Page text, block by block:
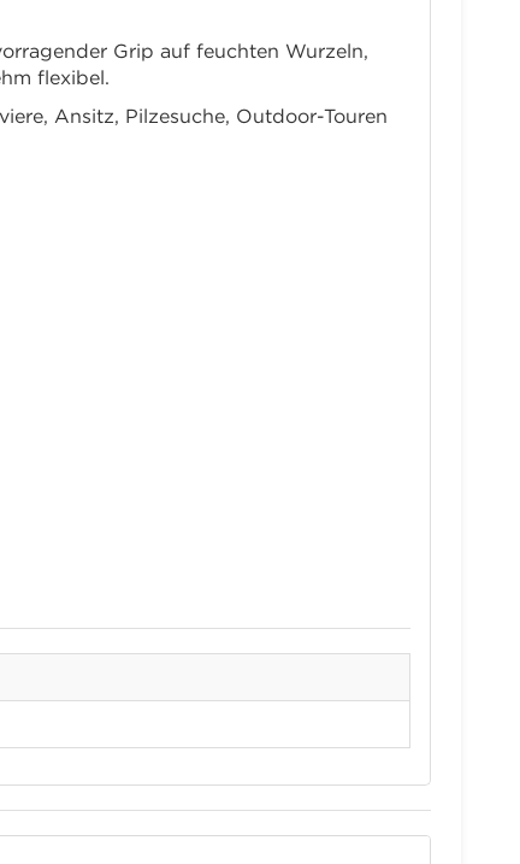
Grip auf feuchten Wurzeln,
flexibel.
Ansitz, Pilzesuche, Outdoor-Touren